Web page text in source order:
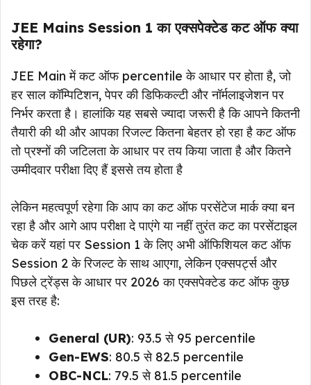
JEE Mains Session 1 का एक्सपेक्टेड कट ऑफ क्या
रहेगा?
JEE Main में कट ऑफ percentile के आधार पर होता है, जो
हर साल कॉम्पिटिशन, पेपर की डिफिकल्टी और नॉर्मलाइजेशन पर
निर्भर करता है। हालांकि यह सबसे ज्यादा जरूरी है कि आपने कितनी
तैयारी की थी और आपका रिजल्ट कितना बेहतर हो रहा है कट ऑफ
तो प्रश्नों की जटिलता के आधार पर तय किया जाता है और कितने
उम्मीदवार परीक्षा दिए हैं इससे तय होता है
लेकिन महत्वपूर्ण रहेगा कि आप का कट ऑफ परसेंटेज मार्क क्या बन
रहा है और आगे आप परीक्षा दे पाएंगे या नहीं तुरंत कट का परसेंटाइल
चेक करें यहां पर Session 1 के लिए अभी ऑफिशियल कट ऑफ
Session 2 के रिजल्ट के साथ आएगा, लेकिन एक्सपर्ट्स और
पिछले ट्रेंड्स के आधार पर 2026 का एक्सपेक्टेड कट ऑफ कुछ
इस तरह है:
General (UR): 93.5 से 95 percentile
Gen-EWS: 80.5 से 82.5 percentile
OBC-NCL: 79.5 से 81.5 percentile